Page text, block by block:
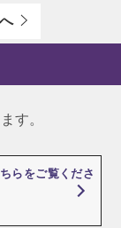
す。
らをご覧くださ